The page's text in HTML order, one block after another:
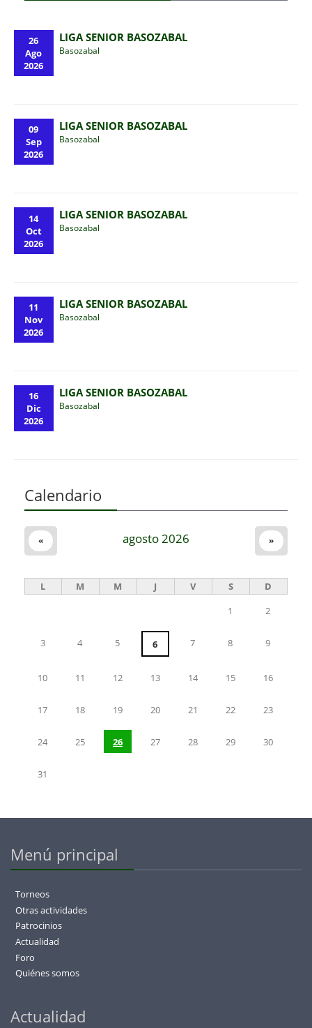
26
Ago
2026
LIGA SENIOR BASOZABAL
Basozabal
09
Sep
2026
LIGA SENIOR BASOZABAL
Basozabal
14
Oct
2026
LIGA SENIOR BASOZABAL
Basozabal
11
Nov
2026
LIGA SENIOR BASOZABAL
Basozabal
16
Dic
2026
LIGA SENIOR BASOZABAL
Basozabal
Calendario
agosto 2026
« »
L M M J V S
D
1
2
3 4 5 6 7 8 9
10 11 12 13 14 15 16
17 18 19 20 21 22 23
24 25 26 27 28 29 30
31
Menú principal
Torneos
Otras actividades
Patrocinios
Actualidad
Foro
Quiénes somos
Actualidad